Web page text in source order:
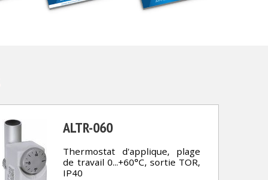
ALTR-060
Thermostat d'applique, plage
de travail 0...+60°C, sortie TOR,
IP40